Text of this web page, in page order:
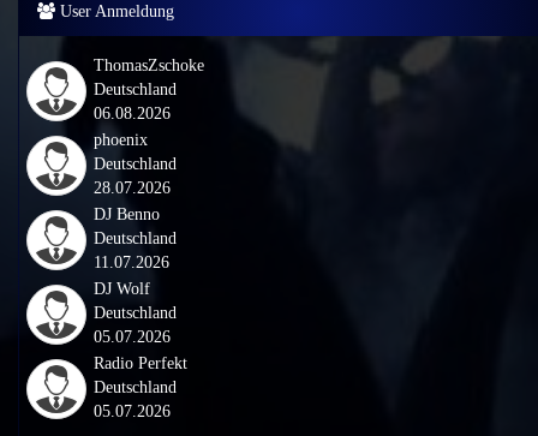
User Anmeldung
ThomasZschoke
Deutschland
06.08.2026
phoenix
Deutschland
28.07.2026
DJ Benno
Deutschland
11.07.2026
DJ Wolf
Deutschland
05.07.2026
Radio Perfekt
Deutschland
05.07.2026